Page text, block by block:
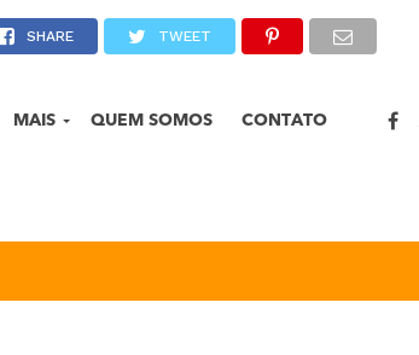
MAIS QUEM SOMOS CONTATO
SHARE TWEET